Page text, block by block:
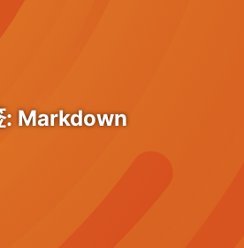
: Markdown